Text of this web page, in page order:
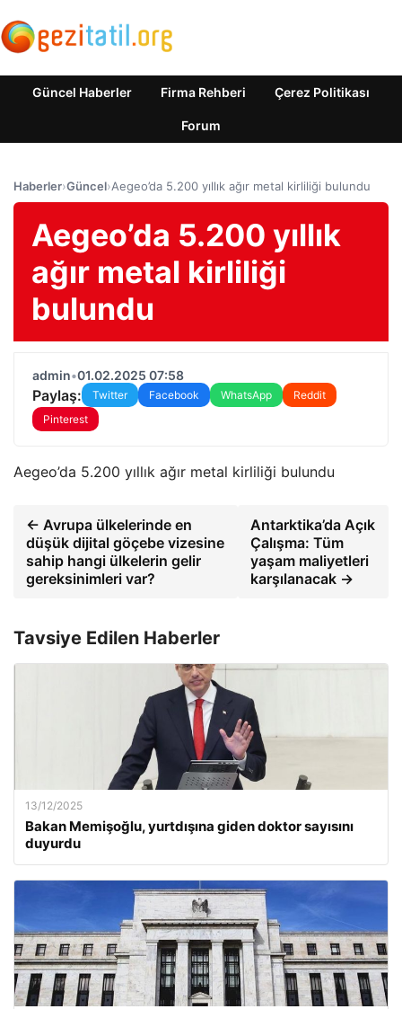
Güncel Haberler Firma Rehberi Çerez Politikası
Forum
Haberler›Güncel›Aegeo’da 5.200 yıllık ağır metal kirliliği bulundu
Aegeo’da 5.200 yıllık
ağır metal kirliliği
bulundu
admin•01.02.2025 07:58
Paylaş: Twitter Facebook WhatsApp
Reddit
Pinterest
Aegeo’da 5.200 yıllık ağır metal kirliliği bulundu
← Avrupa ülkelerinde en
düşük dijital göçebe vizesine
sahip hangi ülkelerin gelir
gereksinimleri var?
Antarktika’da Açık
Çalışma: Tüm
yaşam maliyetleri
karşılanacak →
Tavsiye Edilen Haberler
13/12/2025
Bakan Memişoğlu, yurtdışına giden doktor sayısını
duyurdu